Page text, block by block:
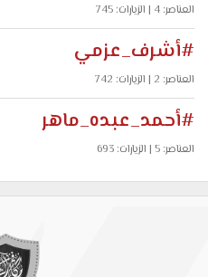
العناصر: 4 | الزيارات: 745
#أشرف_عزمي
العناصر: 2 | الزيارات: 742
#أحمد_عبده_ماهر
العناصر: 5 | الزيارات: 693